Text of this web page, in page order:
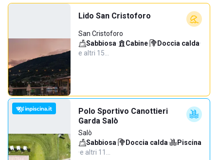
Lido San Cristoforo
San Cristoforo
Sabbiosa· Cabine· Doccia calda·
e altri 15…
Polo Sportivo Canottieri
Garda Salò
Salò
Sabbiosa· Doccia calda·
Piscina
·e altri 11…